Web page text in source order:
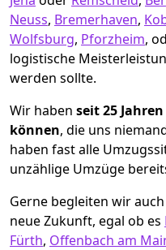
Neuss, Bremer­haven,
Wolfsburg, Pforzheim,
logistische
werden sollte.
Wir haben seit25
können, die uns
haben fast alle
unzählige Umzüge
Gerne begleiten wir
neue Zukunft, egal ob es
Fürth, Offenbach am